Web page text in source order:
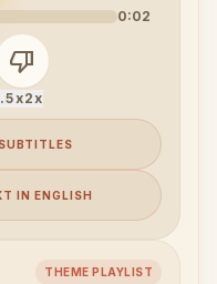
0:02
2x
thumb_down
IN ENGLISH
THEME PLAYLIST